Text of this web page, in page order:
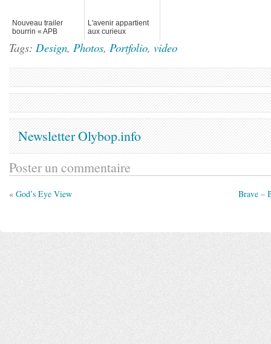
Nouveau trailer
bourrin « APB
L'avenir appartient
aux curieux
Tags: Design, Photos, Portfolio, video
Newsletter Olybop.info
Poster un commentaire
« God’s Eye View Brave –